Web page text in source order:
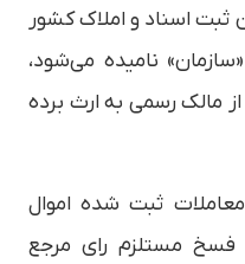
ثبت اسناد و املاک کشور
نامیده می‌شود،
مالک رسمی به ارث برده
ثبت­ شده اموال
فسخ مستلزم رای مرجع